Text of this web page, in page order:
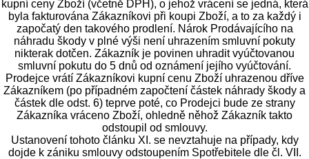
kupní ceny Zboží (včetně DPH), o jehož vrácení se jedná, která
byla fakturována Zákazníkovi při koupi Zboží, a to za každý i
započatý den takového prodlení. Nárok Prodávajícího na
náhradu škody v plné výši není uhrazením smluvní pokuty
nikterak dotčen. Zákazník je povinen uhradit vyúčtovanou
smluvní pokutu do 5 dnů od oznámení jejího vyúčtování.
Prodejce vrátí Zákazníkovi kupní cenu Zboží uhrazenou dříve
Zákazníkem (po případném započtení částek náhrady škody a
částek dle odst. 6) teprve poté, co Prodejci bude ze strany
Zákazníka vráceno Zboží, ohledně něhož Zákazník takto
odstoupil od smlouvy.
Ustanovení tohoto článku XI. se nevztahuje na případy, kdy
dojde k zániku smlouvy odstoupením Spotřebitele dle čl. VII.